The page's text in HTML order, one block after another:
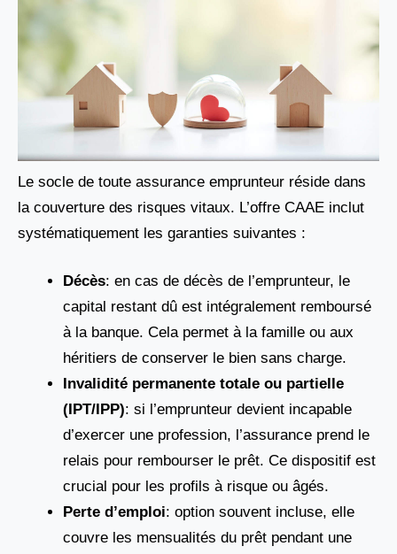
Le socle de toute assurance emprunteur réside dans
la couverture des risques vitaux. L’offre CAAE inclut
systématiquement les garanties suivantes :
Décès: en cas de décès de l’emprunteur, le
capital restant dû est intégralement remboursé
à la banque. Cela permet à la famille ou aux
héritiers de conserver le bien sans charge.
Invalidité permanente totale ou partielle
(IPT/IPP): si l’emprunteur devient incapable
d’exercer une profession, l’assurance prend le
relais pour rembourser le prêt. Ce dispositif est
crucial pour les profils à risque ou âgés.
Perte d’emploi: option souvent incluse, elle
couvre les mensualités du prêt pendant une